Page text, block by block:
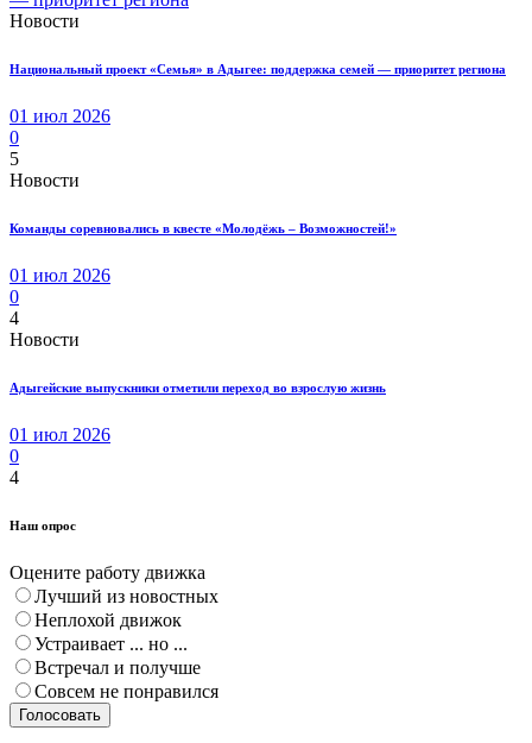
Новости
Национальный проект «Семья» в Адыгее: поддержка семей — приоритет региона
01 июл 2026
0
5
Новости
Команды соревновались в квесте «Молодёжь – Возможностей!»
01 июл 2026
0
4
Новости
Адыгейские выпускники отметили переход во взрослую жизнь
01 июл 2026
0
4
Наш опрос
Оцените работу движка
Лучший из новостных
Неплохой движок
Устраивает ... но ...
Встречал и получше
Совсем не понравился
Голосовать